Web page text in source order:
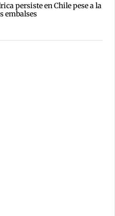
persiste en Chile pese a la
embalses